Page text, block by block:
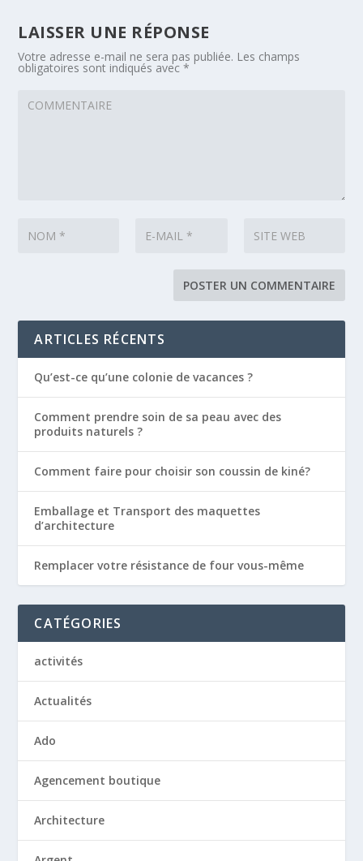
LAISSER UNE RÉPONSE
Votre adresse e-mail ne sera pas publiée. Les champs
obligatoires sont indiqués avec*
ARTICLES RÉCENTS
Qu’est-ce qu’une colonie de vacances ?
Comment prendre soin de sa peau avec des
produits naturels ?
Comment faire pour choisir son coussin de kiné?
Emballage et Transport des maquettes
d’architecture
Remplacer votre résistance de four vous-même
CATÉGORIES
activités
Actualités
Ado
Agencement boutique
Architecture